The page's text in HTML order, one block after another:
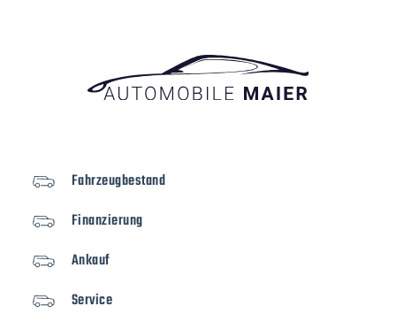
Fahrzeugbestand
Finanzierung
Ankauf
Service